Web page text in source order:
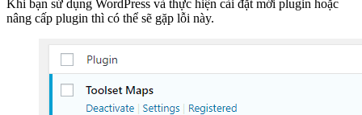
Khi bạn sử dụng WordPress và thực hiện cài đặt mới plugin hoặc
nâng cấp plugin thì có thể sẽ gặp lỗi này.